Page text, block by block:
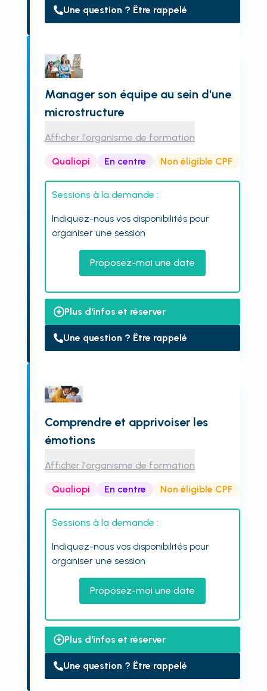
Une question ? Être rappelé
Manager son équipe au sein d'une
microstructure
Afficher l'organisme de formation
Qualiopi En centre Non éligible CPF
Sessions à la demande :
Indiquez-nous vos disponibilités pour
organiser une session
Proposez-moi une date
Plus d'infos et réserver
Une question ? Être rappelé
Comprendre et apprivoiser les
émotions
Afficher l'organisme de formation
Qualiopi En centre Non éligible CPF
Sessions à la demande :
Indiquez-nous vos disponibilités pour
organiser une session
Proposez-moi une date
Plus d'infos et réserver
Une question ? Être rappelé